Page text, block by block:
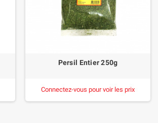
Persil Entier 250g
Connectez-vous pour voir les prix